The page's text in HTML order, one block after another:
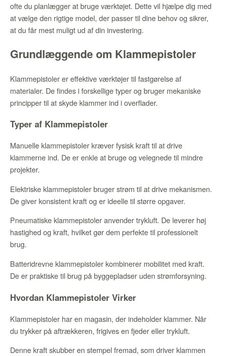
ofte du planlægger at bruge værktøjet. Dette vil hjælpe dig med
at vælge den rigtige model, der passer til dine behov og sikrer,
at du får mest muligt ud af din investering.
Grundlæggende om Klammepistoler
Klammepistoler er effektive værktøjer til fastgørelse af
materialer. De findes i forskellige typer og bruger mekaniske
principper til at skyde klammer ind i overflader.
Typer af Klammepistoler
Manuelle klammepistoler kræver fysisk kraft til at drive
klammerne ind. De er enkle at bruge og velegnede til mindre
projekter.
Elektriske klammepistoler bruger strøm til at drive mekanismen.
De giver konsistent kraft og er ideelle til større opgaver.
Pneumatiske klammepistoler anvender trykluft. De leverer høj
hastighed og kraft, hvilket gør dem perfekte til professionelt
brug.
Batteridrevne klammepistoler kombinerer mobilitet med kraft.
De er praktiske til brug på byggepladser uden strømforsyning.
Hvordan Klammepistoler Virker
Klammepistoler har en magasin, der indeholder klammer. Når
du trykker på aftrækkeren, frigives en fjeder eller trykluft.
Denne kraft skubber en stempel fremad, som driver klammen